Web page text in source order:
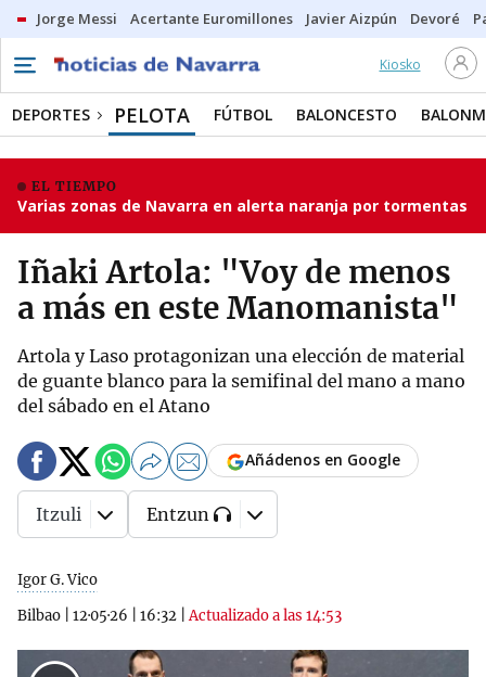
Jorge Messi Acertante Euromillones Javier Aizpún Devoré
Kiosko
DEPORTES PELOTA FÚTBOL BALONCESTO
EL TIEMPO
Varias zonas de Navarra en alerta naranja por tormentas
Iñaki Artola: "Voy de menos
a más en este Manomanista"
Artola y Laso protagonizan una elección de material
de guante blanco para la semifinal del mano a mano
del sábado en el Atano
Igor G. Vico
Bilbao
12·05·26 16:32 |Actualizado a las 14:53
Añádenos en Google
Itzuli Entzun